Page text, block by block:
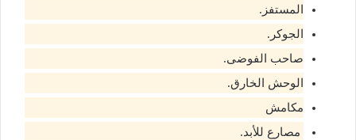
المستفز.
الجوكر.
صاحب الفوضى.
الوحش الخارق.
مكامش
مصارع للأبد.